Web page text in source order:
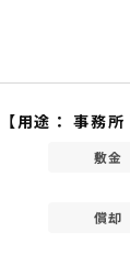
【用途：事務所
敷金
償却